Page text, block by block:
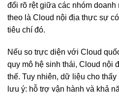
đổi rõ rệt giữa các nhóm
theo là Cloud nội địa thực sự
tiêu chí đó.
Nếu so trực diện với Cloud
quy mô hệ sinh thái, Cloud nội
thế. Tuy nhiên, dữ liệu cho
lưu ý: hỗ trợ vận hành và khả